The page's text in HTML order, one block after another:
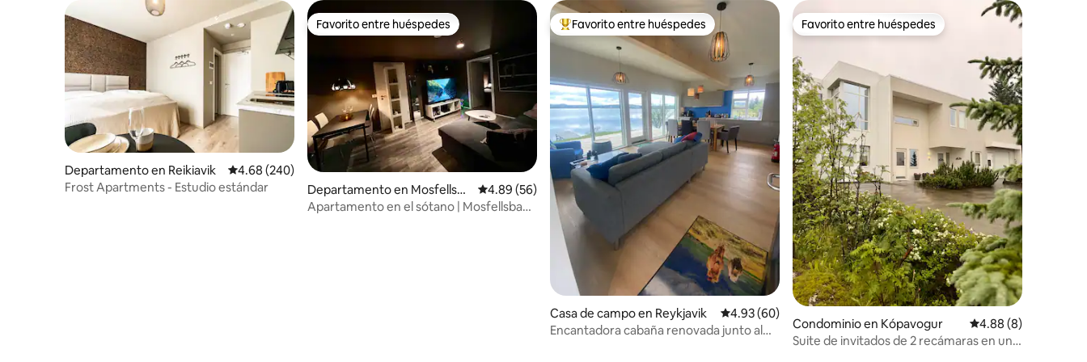
Departamento en Reikiavik Calificación promedio: 4.68 de 5; 240 evaluaciones
4.68 (240)
Frost Apartments - Estudio estándar
Favorito entre huéspedes
Favorito entre huéspedes
Departamento en Mosfellsb
ær
Calificación promedio: 4.89 de 5; 56 evaluaciones
4.89 (56)
Apartamento en el sótano | Mosfellsbaer
De los mejores en Favorito entre huéspedes
Favorito entre huéspedes
Casa de campo en Reykjavik Calificación promedio: 4.93 de 5; 60 evaluaciones
4.93 (60)
Encantadora cabaña renovada junto al
Favorito entre huéspedes
Favorito entre huéspedes
Condominio en Kópavogur Calificación
4.88 (8)
Suite de invitados de 2 recámaras en una